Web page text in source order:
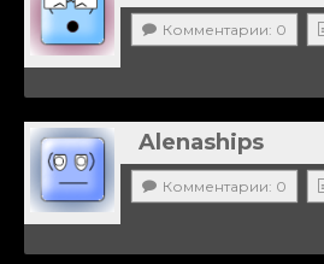
Комментарии: 0
Alenaships
Комментарии: 0